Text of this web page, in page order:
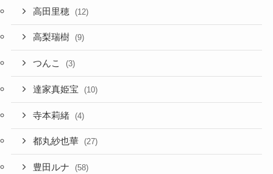
高田里穂 (12)
高梨瑞樹 (9)
つんこ (3)
達家真姫宝 (10)
寺本莉緒 (4)
都丸紗也華 (27)
豊田ルナ (58)